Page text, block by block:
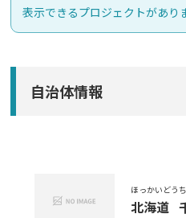
表示できるプロジェクトがあり
自治体情報
ほっかいどう
北海道